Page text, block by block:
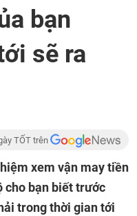
bạn
sẽ ra
TỐT trên
xem vận may tiền
cho bạn biết trước
trong thời gian tới